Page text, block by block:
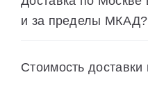
и за пределы МКАД?
Cтоимость